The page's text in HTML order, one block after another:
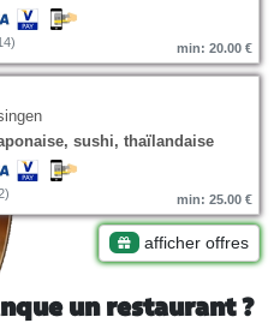
min: 20.00 €
sushi, thaïlandaise
min: 25.00 €
afficher offres
un restaurant ?